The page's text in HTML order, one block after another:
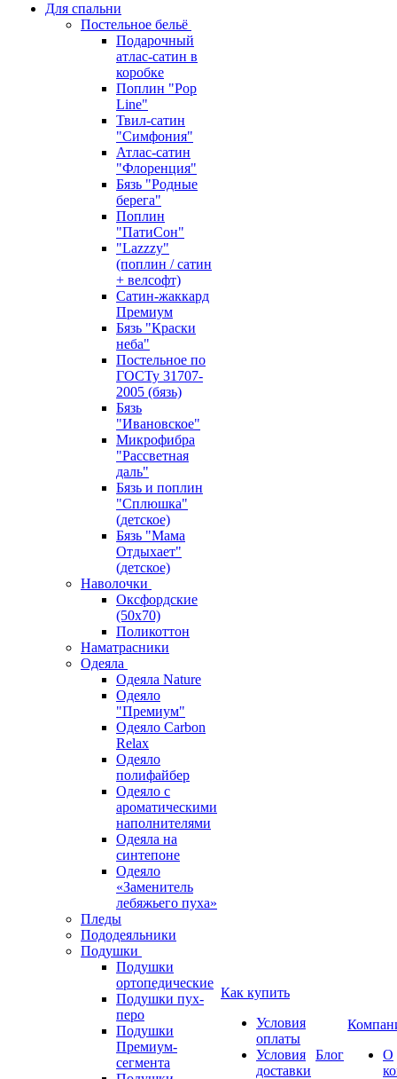
Для спальни
Постельное бельё
Подарочный
атлас-сатин в
коробке
Поплин "Pop
Line"
Твил-сатин
"Симфония"
Атлас-сатин
"Флоренция"
Бязь "Родные
берега"
Поплин
"ПатиСон"
"Lazzzy"
(поплин / сатин
+ велсофт)
Сатин-жаккард
Премиум
Бязь "Краски
неба"
Постельное по
ГОСТу 31707-
2005 (бязь)
Бязь
"Ивановское"
Микрофибра
"Рассветная
даль"
Бязь и поплин
"Сплюшка"
(детское)
Бязь "Мама
Отдыхает"
(детское)
Наволочки
Оксфордские
(50х70)
Поликоттон
Наматрасники
Одеяла
Одеяла Nature
Одеяло
"Премиум"
Одеяло Carbon
Relax
Одеяло
полифайбер
Одеяло с
ароматическими
наполнителями
Одеяла на
синтепоне
Одеяло
«Заменитель
лебяжьего пуха»
Пледы
Пододеяльники
Подушки
Подушки
ортопедические
Подушки пух-
перо
Подушки
Премиум-
сегмента
Как купить
Условия
оплаты
Условия
доставки
Блог
О